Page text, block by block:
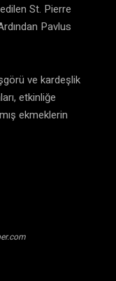
St. Pierre
Pavlus
ve kardeşlik
etkinliğe
ekmeklerin